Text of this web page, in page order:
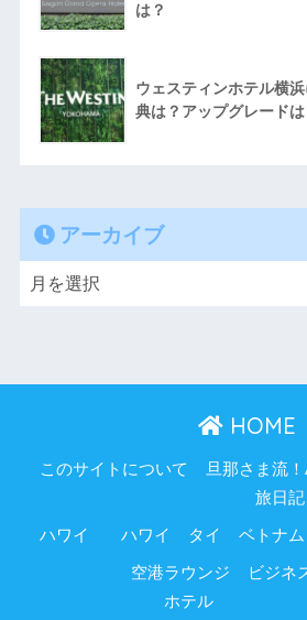
は？
ウェスティンホテル横
典は？アップグレード
アーカイブ
HOME
このサイトについて 旦那さま流
ハワイ
旅日記
ハワイ タイ ベトナム
空港ラウンジ
ビジネ
ホテル